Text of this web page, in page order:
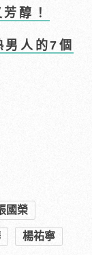
醇！
男人的7個
國榮
楊祐寧